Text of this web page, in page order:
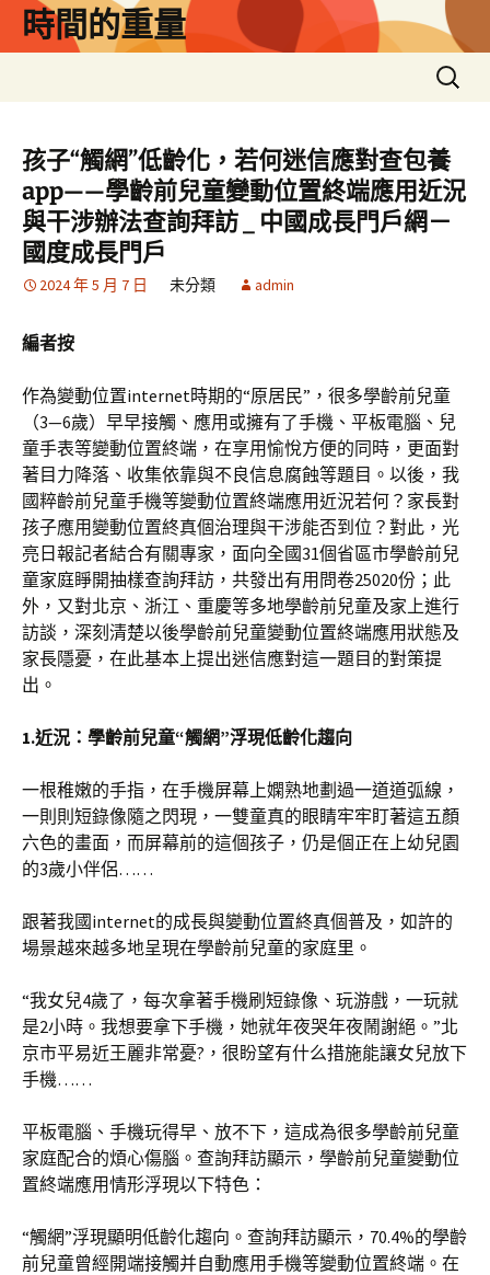
時間的重量
搜
尋
鍵
字:
孩子“觸網”低齡化，若何迷信應對查包養
app——學齡前兒童變動位置終端應用近況
與干涉辦法查詢拜訪 _ 中國成長門戶網－
國度成長門戶
2024 年 5 月 7 日 未分類 admin
編者按
作為變動位置internet時期的“原居民”，很多學齡前兒童
（3—6歲）早早接觸、應用或擁有了手機、平板電腦、兒
童手表等變動位置終端，在享用愉悅方便的同時，更面對
著目力降落、收集依靠與不良信息腐蝕等題目。以後，我
國粹齡前兒童手機等變動位置終端應用近況若何？家長對
孩子應用變動位置終真個治理與干涉能否到位？對此，光
亮日報記者結合有關專家，面向全國31個省區市學齡前兒
童家庭睜開抽樣查詢拜訪，共發出有用問卷25020份；此
外，又對北京、浙江、重慶等多地學齡前兒童及家上進行
訪談，深刻清楚以後學齡前兒童變動位置終端應用狀態及
家長隱憂，在此基本上提出迷信應對這一題目的對策提
出。
1.近況：學齡前兒童“觸網”浮現低齡化趨向
一根稚嫩的手指，在手機屏幕上嫻熟地劃過一道道弧線，
一則則短錄像隨之閃現，一雙童真的眼睛牢牢盯著這五顏
六色的畫面，而屏幕前的這個孩子，仍是個正在上幼兒園
的3歲小伴侶……
跟著我國internet的成長與變動位置終真個普及，如許的
場景越來越多地呈現在學齡前兒童的家庭里。
“我女兒4歲了，每次拿著手機刷短錄像、玩游戲，一玩就
是2小時。我想要拿下手機，她就年夜哭年夜鬧謝絕。”北
京市平易近王麗非常憂?，很盼望有什么措施能讓女兒放下
手機……
平板電腦、手機玩得早、放不下，這成為很多學齡前兒童
家庭配合的煩心傷腦。查詢拜訪顯示，學齡前兒童變動位
置終端應用情形浮現以下特色：
“觸網”浮現顯明低齡化趨向。查詢拜訪顯示，70.4%的學齡
前兒童曾經開端接觸并自動應用手機等變動位置終端。在